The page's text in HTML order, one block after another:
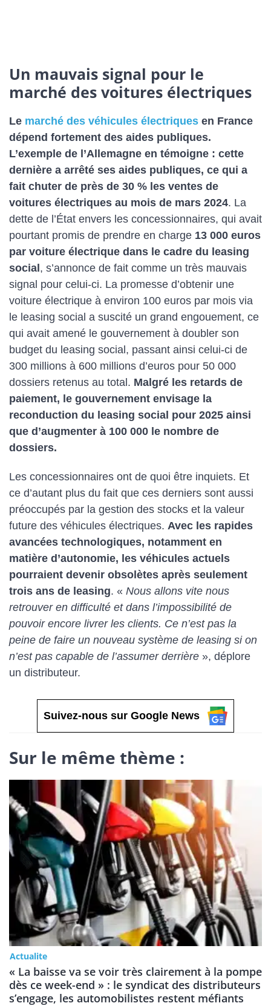
Un mauvais signal pour le
marché des voitures électriques
Le marché des véhicules électriques en France
dépend fortement des aides publiques.
L’exemple de l’Allemagne en témoigne : cette
dernière a arrêté ses aides publiques, ce qui a
fait chuter de près de 30 % les ventes de
voitures électriques au mois de mars 2024. La
dette de l’État envers les concessionnaires, qui avait
pourtant promis de prendre en charge 13 000 euros
par voiture électrique dans le cadre du leasing
social, s’annonce de fait comme un très mauvais
signal pour celui-ci. La promesse d’obtenir une
voiture électrique à environ 100 euros par mois via
le leasing social a suscité un grand engouement, ce
qui avait amené le gouvernement à doubler son
budget du leasing social, passant ainsi celui-ci de
300 millions à 600 millions d’euros pour 50 000
dossiers retenus au total. Malgré les retards de
paiement, le gouvernement envisage la
reconduction du leasing social pour 2025 ainsi
que d’augmenter à 100 000 le nombre de
dossiers.
Les concessionnaires ont de quoi être inquiets. Et
ce d’autant plus du fait que ces derniers sont aussi
préoccupés par la gestion des stocks et la valeur
future des véhicules électriques. Avec les rapides
avancées technologiques, notamment en
matière d’autonomie, les véhicules actuels
pourraient devenir obsolètes après seulement
trois ans de leasing. « Nous allons vite nous
retrouver en difficulté et dans l’impossibilité de
pouvoir encore livrer les clients. Ce n’est pas la
peine de faire un nouveau système de leasing si on
n’est pas capable de l’assumer derrière », déplore
un distributeur.
Suivez-nous sur Google News
Sur le même thème :
Actualite
« La baisse va se voir très clairement à la pompe
dès ce week-end » : le syndicat des distributeurs
s’engage, les automobilistes restent méfiants